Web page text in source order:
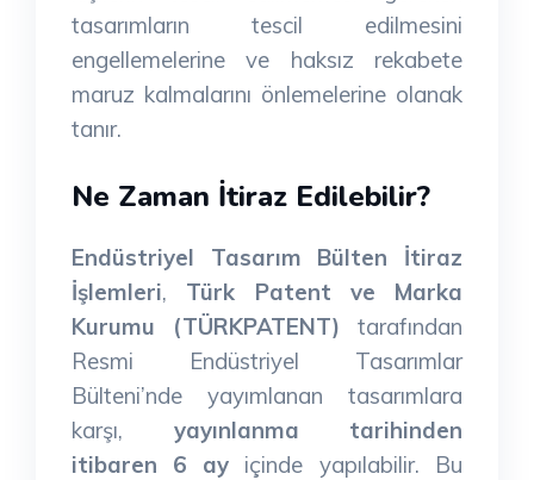
tasarımların tescil edilmesini
engellemelerine ve haksız rekabete
maruz kalmalarını önlemelerine olanak
tanır.
Ne Zaman İtiraz Edilebilir?
Endüstriyel Tasarım Bülten İtiraz
İşlemleri, Türk Patent ve Marka
Kurumu (TÜRKPATENT) tarafından
Resmi Endüstriyel Tasarımlar
Bülteni’nde yayımlanan tasarımlara
karşı, yayınlanma tarihinden
itibaren 6 ayiçinde yapılabilir. Bu